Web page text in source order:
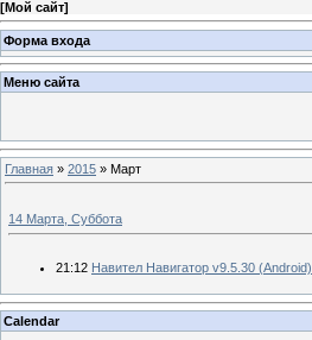
[Мой сайт]
Форма входа
Меню сайта
Главная » 2015 » Март
14 Марта, Суббота
21:12 Навител Навигатор v9.5.30 (Android)
Calendar